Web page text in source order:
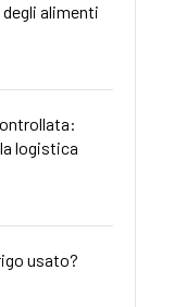
alimenti
logistica
usato?